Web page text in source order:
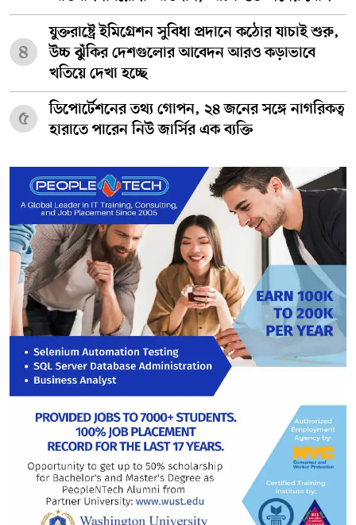
৪
যুক্তরাষ্ট্রে ইমিগ্রেশন সুবিধা প্রদানে কঠোর যাচাই শুরু,
উচ্চ ঝুঁকির দেশগুলোর আবেদন আরও কড়াভাবে
খতিয়ে দেখা হচ্ছে
৫
ডিপোর্টেশনের তথ্য গোপন, ২৪ জনের সঙ্গে নাগরিকত্ব
হারাতে পারেন নিউ জার্সির এক ব্যক্তি